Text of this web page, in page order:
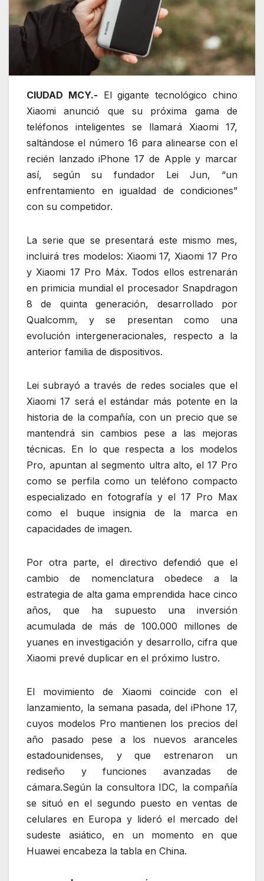
CIUDAD MCY.- El gigante tecnológico chino
Xiaomi anunció que su próxima gama de
teléfonos inteligentes se llamará Xiaomi 17,
saltándose el número 16 para alinearse con el
recién lanzado iPhone 17 de Apple y marcar
así, según su fundador Lei Jun, “un
enfrentamiento en igualdad de condiciones”
con su competidor.
La serie que se presentará este mismo mes,
incluirá tres modelos: Xiaomi 17, Xiaomi 17 Pro
y Xiaomi 17 Pro Máx. Todos ellos estrenarán
en primicia mundial el procesador Snapdragon
8 de quinta generación, desarrollado por
Qualcomm, y se presentan como una
evolución intergeneracionales, respecto a la
anterior familia de dispositivos.
Lei subrayó a través de redes sociales que el
Xiaomi 17 será el estándar más potente en la
historia de la compañía, con un precio que se
mantendrá sin cambios pese a las mejoras
técnicas. En lo que respecta a los modelos
Pro, apuntan al segmento ultra alto, el 17 Pro
como se perfila como un teléfono compacto
especializado en fotografía y el 17 Pro Max
como el buque insignia de la marca en
capacidades de imagen.
Por otra parte, el directivo defendió que el
cambio de nomenclatura obedece a la
estrategia de alta gama emprendida hace cinco
años, que ha supuesto una inversión
acumulada de más de 100.000 millones de
yuanes en investigación y desarrollo, cifra que
Xiaomi prevé duplicar en el próximo lustro.
El movimiento de Xiaomi coincide con el
lanzamiento, la semana pasada, del iPhone 17,
cuyos modelos Pro mantienen los precios del
año pasado pese a los nuevos aranceles
estadounidenses, y que estrenaron un
rediseño y funciones avanzadas de
cámara.Según la consultora IDC, la compañía
se situó en el segundo puesto en ventas de
celulares en Europa y lideró el mercado del
sudeste asiático, en un momento en que
Huawei encabeza la tabla en China.